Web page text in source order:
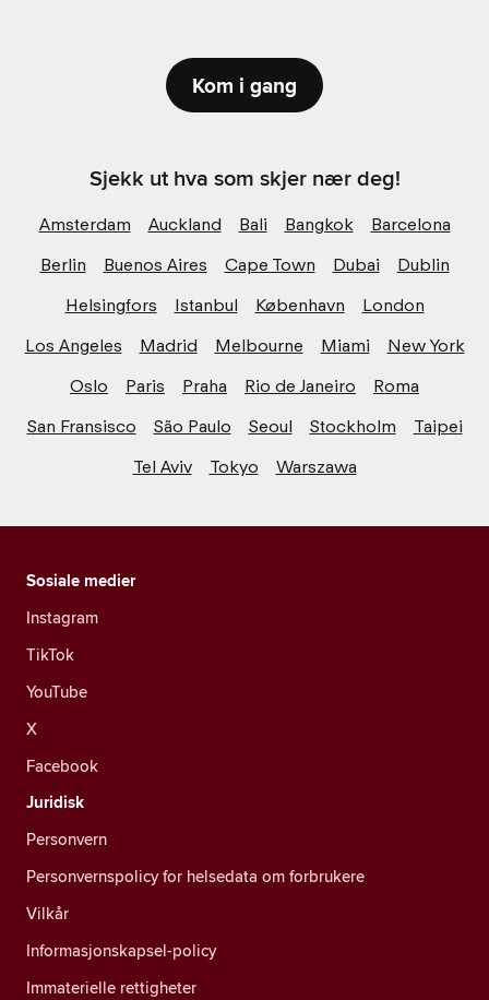
Kom i gang
Sjekk ut hva som skjer nær deg!
Amsterdam Auckland Bali Bangkok
Barcelona
Berlin
Buenos Aires Cape Town Dubai
Dublin
Helsingfors
Istanbul København
London
Los Angeles
Madrid Melbourne Miami
New York
Oslo
Paris Praha Rio de Janeiro
Roma
San Fransisco
São Paulo Seoul Stockholm
Taipei
Tel Aviv
Tokyo Warszawa
Sosiale medier
Instagram
TikTok
YouTube
X
Facebook
Juridisk
Personvern
Personvernspolicy for helsedata om forbrukere
Vilkår
Informasjonskapsel-policy
Immaterielle rettigheter